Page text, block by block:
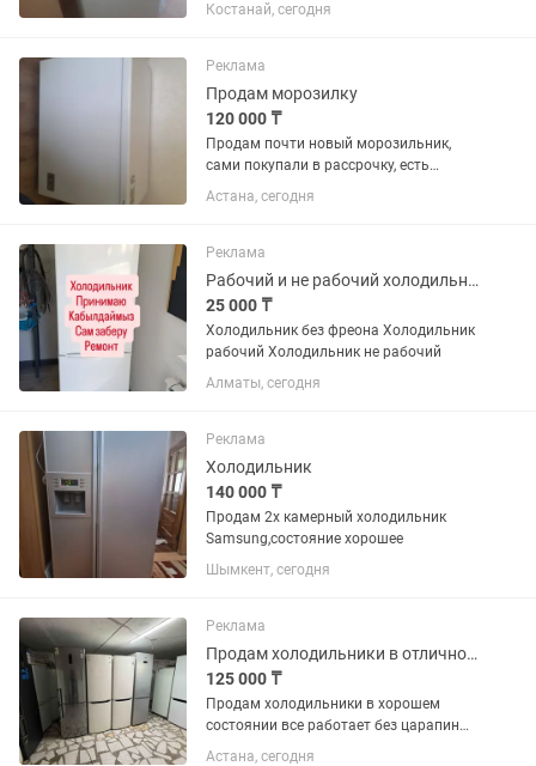
Костанай, сегодня
Реклама
Продам морозилку
120 000 ₸
Продам почти новый морозильник,
сами покупали в рассрочку, есть
гарантия на 2 года. Находится в
хорошем состоянии, все новое
деньги
Астана, сегодня
Реклама
Рабочий и не рабочий холодильник
25 000 ₸
Холодильник без фреона Холодильник
рабочий Холодильник не рабочий
Алматы, сегодня
Реклама
Холодильник
140 000 ₸
Продам 2х камерный холодильник
Samsung,состояние хорошее
Шымкент, сегодня
Реклама
Продам холодильники в отличном состоянии все работает
125 000 ₸
Продам холодильники в хорошем
состоянии все работает без царапин
без дефектов
Астана, сегодня